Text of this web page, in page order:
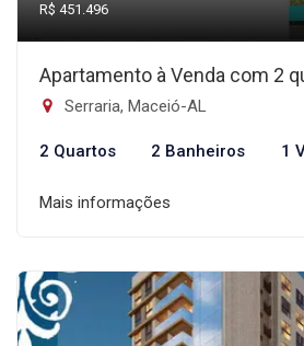
R$ 451.496
Apartamento à Venda com 2
Serraria, Maceió-AL
2 Quartos 2 Banheiros 1
Mais informações